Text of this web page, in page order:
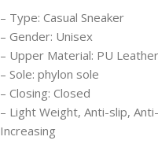
– Type: Casual Sneaker
– Gender: Unisex
– Upper Material: PU
– Sole: phylon sole
– Closing: Closed
– Light Weight, Anti-slip,
Increasing